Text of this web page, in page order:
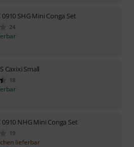
0910 SHG Mini Conga Set
24
Caxixi Small
18
0910 NHG Mini Conga Set
19
lieferbar